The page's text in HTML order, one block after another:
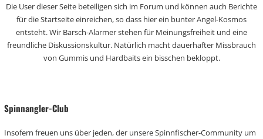
Die User dieser Seite beteiligen sich im Forum und können auch Berichte
für die Startseite einreichen, so dass hier ein bunter Angel-Kosmos
entsteht. Wir Barsch-Alarmer stehen für Meinungsfreiheit und eine
freundliche Diskussionskultur. Natürlich macht dauerhafter Missbrauch
von Gummis und Hardbaits ein bisschen bekloppt.
Spinnangler-Club
Insofern freuen uns über jeden, der unsere Spinnfischer-Community um